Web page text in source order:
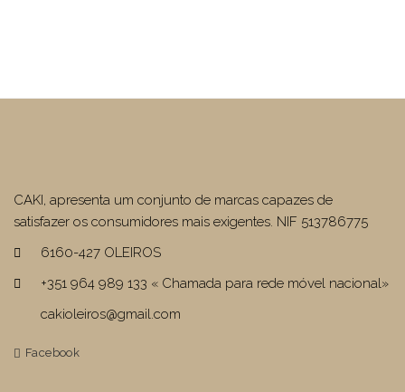
CAKI, apresenta um conjunto de marcas capazes de
satisfazer os consumidores mais exigentes. NIF 513786775
6160-427 OLEIROS
+351 964 989 133 « Chamada para rede móvel nacional»
cakioleiros@gmail.com
Facebook